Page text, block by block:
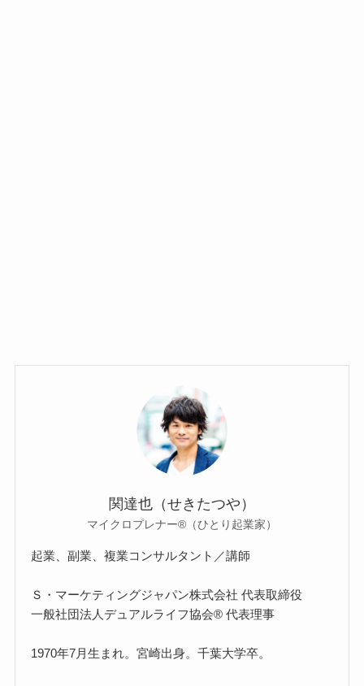
関達也（せきたつや）
マイクロプレナー®（ひとり起業家）
起業、副業、複業コンサルタント／講師
Ｓ・マーケティングジャパン株式会社 代表取締役
一般社団法人デュアルライフ協会® 代表理事
1970年7月生まれ。宮崎出身。千葉大学卒。